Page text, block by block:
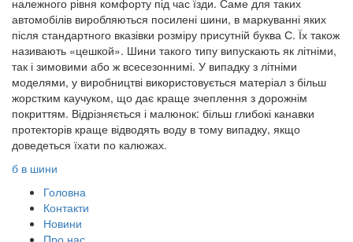
належного рівня комфорту під час їзди. Саме для таких
автомобілів виробляються посилені шини, в маркуванні яких
після стандартного вказівки розміру присутній буква С. Їх також
називають «цешкой». Шини такого типу випускають як літніми,
так і зимовими або ж всесезоннимі. У випадку з літніми
моделями, у виробництві використовується матеріал з більш
жорстким каучуком, що дає краще зчеплення з дорожнім
покриттям. Відрізняється і малюнок: більш глибокі канавки
протекторів краще відводять воду в тому випадку, якщо
доведеться їхати по калюжах.
б в шини
Головна
Контакти
Новини
Про нас